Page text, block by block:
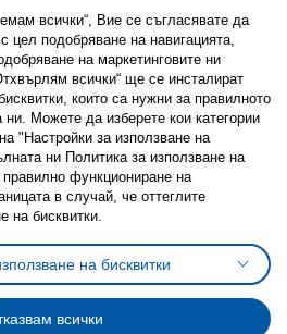
Instagram
на бисквитки (Cookies)
за използване на бисквитки
Обща политика за личните данни
на личните данни на ikea.bg
на програма IKEA Family
всички“, Вие се съгласявате да
цел подобряване на навигацията,
на маркетинговите ни
всички“ ще се инсталират
които са нужни за правилното
Можете да изберете кои категории
"Настройки за използване на
ни Политика за използване на
правилно функциониране на
в случай, че оттеглите
на бисквитки.
на бисквитки
всички